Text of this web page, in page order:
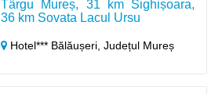
Târgu Mureș, 31 km Sighișoara,
36 km Sovata Lacul Ursu
Hotel*** Bălăușeri,Județul Mureș